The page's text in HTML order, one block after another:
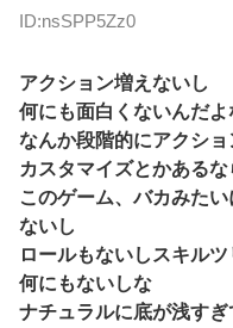
ID:nsSPP5Zz0
アクション増えないし
何にも面白くないんだよ
なんか段階的にアクシ
カスタマイズとかあるな
このゲーム、バカみた
ないし
ロールもないしスキル
何にもないしな
ナチュラルに底が浅す